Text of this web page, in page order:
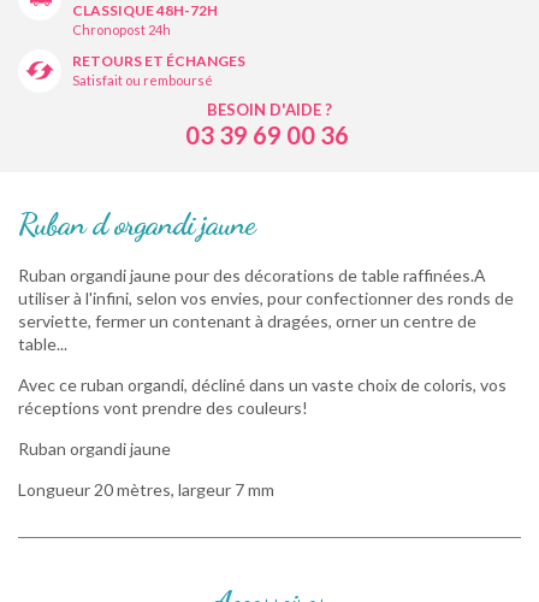
CLASSIQUE 48H-72H
Chronopost 24h
RETOURS ET ÉCHANGES
Satisfait ou remboursé
BESOIN D'AIDE ?
03 39 69 00 36
Ruban d organdi jaune
Ruban organdi jaune pour des décorations de table raffinées.A
utiliser à l'infini, selon vos envies, pour confectionner des ronds de
serviette, fermer un contenant à dragées, orner un centre de
table...
Avec ce ruban organdi, décliné dans un vaste choix de coloris, vos
réceptions vont prendre des couleurs!
Ruban organdi jaune
Longueur 20 mètres, largeur 7 mm